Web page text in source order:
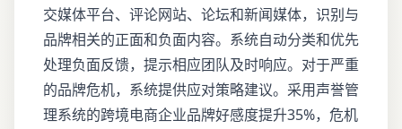
交媒体平台、评论网站、论坛和新闻媒体，识别与
品牌相关的正面和负面内容。系统自动分类和优先
处理负面反馈，提示相应团队及时响应。对于严重
的品牌危机，系统提供应对策略建议。采用声誉管
理系统的跨境电商企业品牌好感度提升35%，危机